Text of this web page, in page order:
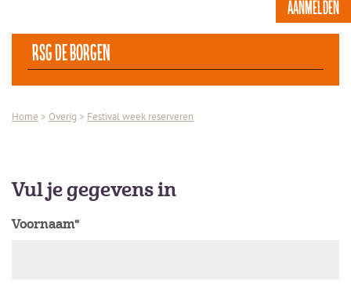
AANMELDEN
rsg de Borgen
Home > Overig > Festival week reserveren
Vul je gegevens in
Voornaam*